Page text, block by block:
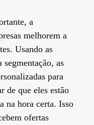
a
melhorem a
Usando as
as
para
de que eles estão
na hora certa. Isso
ofertas